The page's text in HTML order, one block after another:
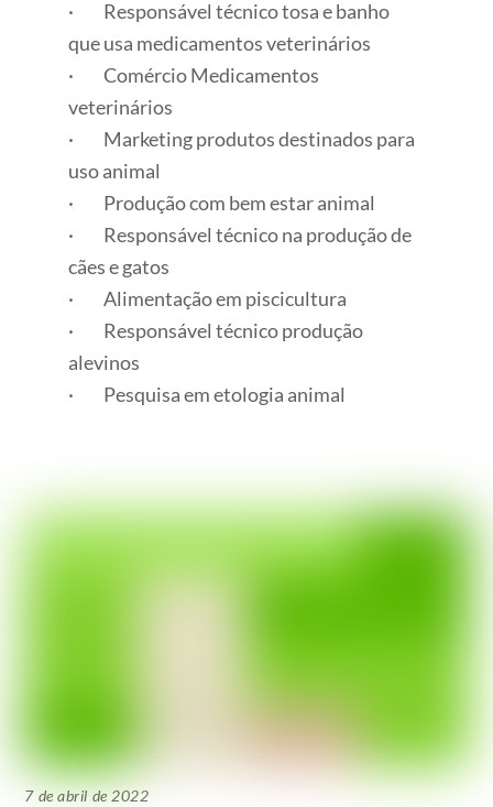
· Responsável técnico tosa e banho
que usa medicamentos veterinários
· Comércio Medicamentos
veterinários
· Marketing produtos destinados para
uso animal
· Produção com bem estar animal
· Responsável técnico na produção de
cães e gatos
· Alimentação em piscicultura
· Responsável técnico produção
alevinos
· Pesquisa em etologia animal
7 de abril de 2022